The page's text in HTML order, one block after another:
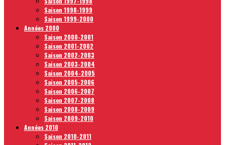
Saison 1998-1999
Saison 1999-2000
Années 2000
Saison 2000-2001
Saison 2001-2002
Saison 2002-2003
Saison 2003-2004
Saison 2004-2005
Saison 2005-2006
Saison 2006-2007
Saison 2007-2008
Saison 2008-2009
Saison 2009-2010
Années 2010
Saison 2010-2011